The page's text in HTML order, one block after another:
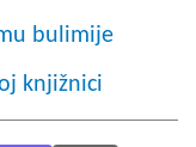
bulimije
knjižnici